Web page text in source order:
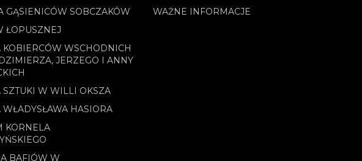
GĄSIENICÓW SOBCZAKÓW
ŁOPUSZNEJ
KOBIERCÓW WSCHODNICH
JERZEGO I ANNY
SZTUKI W WILLI OKSZA
WŁADYSŁAWA HASIORA
KORNELA
BAFIÓW W
WAŻNE INFORMACJE